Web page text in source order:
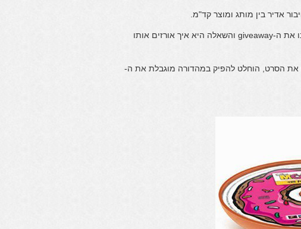
אדיר בין מותג ומוצר קד"מ.
דוגמא נוספת, מציגה קריאטיב דווקא לאריזה: במקרה בו יש לנו את ה-giveaway והשאלה היא איך אורזים אותו
את הסרט, הוחלט להפיק במהדורה מוגבלת את ה-